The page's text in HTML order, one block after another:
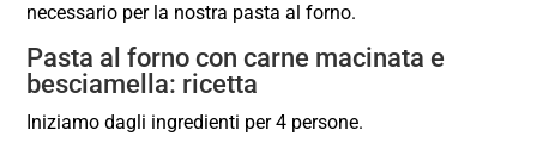
necessario per la nostra pasta al forno.
Pasta al forno con carne macinata e
besciamella: ricetta
Iniziamo dagli ingredienti per 4 persone.